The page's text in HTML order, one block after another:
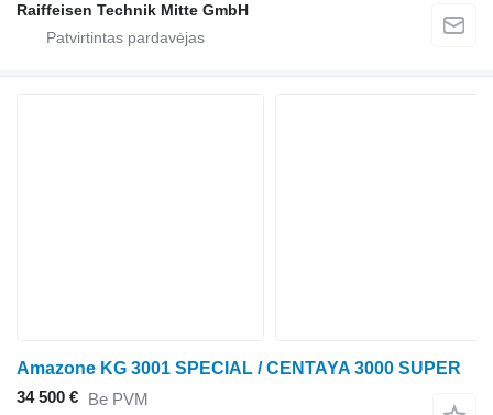
Raiffeisen Technik Mitte GmbH
Amazone KG 3001 SPECIAL / CENTAYA 3000 SUPER
34 500 € Be PVM